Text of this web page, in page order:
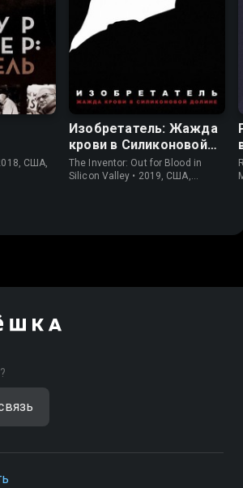
США,
Изобретатель: Жажда
крови в Силиконовой
долине
The Inventor: Out for Blood in
Silicon Valley • 2019, США,